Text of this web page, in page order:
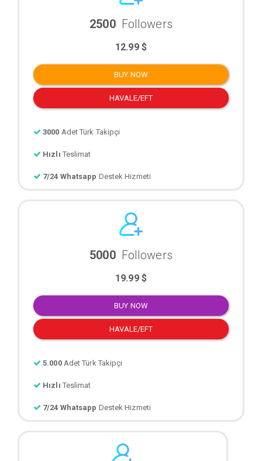
2500 Followers
12.99 $
BUY NOW
HAVALE/EFT
3000 Adet Türk Takipçi
Hızlı Teslimat
7/24 Whatsapp Destek Hizmeti
5000 Followers
19.99 $
BUY NOW
HAVALE/EFT
5.000 Adet Türk Takipçi
Hızlı Teslimat
7/24 Whatsapp Destek Hizmeti